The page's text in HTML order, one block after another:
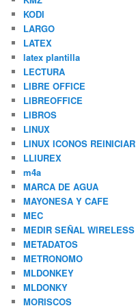
KODI
LARGO
LATEX
latex plantilla
LECTURA
LIBRE OFFICE
LIBREOFFICE
LIBROS
LINUX
LINUX ICONOS REINICIAR
LLIUREX
m4a
MARCA DE AGUA
MAYONESA Y CAFE
MEC
MEDIR SEÑAL WIRELESS
METADATOS
METRONOMO
MLDONKEY
MLDONKY
MORISCOS